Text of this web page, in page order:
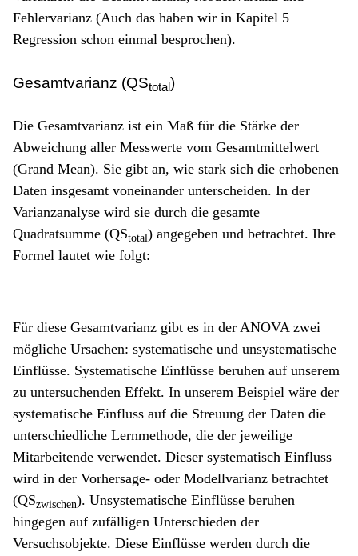
Fehlervarianz (Auch das haben wir in Kapitel 5
Regression schon einmal besprochen).
Gesamtvarianz (QStotal)
Die Gesamtvarianz ist ein Maß für die Stärke der
Abweichung aller Messwerte vom Gesamtmittelwert
(Grand Mean). Sie gibt an, wie stark sich die erhobenen
Daten insgesamt voneinander unterscheiden. In der
Varianzanalyse wird sie durch die gesamte
Quadratsumme (QStotal) angegeben und betrachtet. Ihre
Formel lautet wie folgt:
Für diese Gesamtvarianz gibt es in der ANOVA zwei
mögliche Ursachen: systematische und unsystematische
Einflüsse. Systematische Einflüsse beruhen auf unserem
zu untersuchenden Effekt. In unserem Beispiel wäre der
systematische Einfluss auf die Streuung der Daten die
unterschiedliche Lernmethode, die der jeweilige
Mitarbeitende verwendet. Dieser systematisch Einfluss
wird in der Vorhersage- oder Modellvarianz betrachtet
(QSzwischen). Unsystematische Einflüsse beruhen
hingegen auf zufälligen Unterschieden der
Versuchsobjekte. Diese Einflüsse werden durch die